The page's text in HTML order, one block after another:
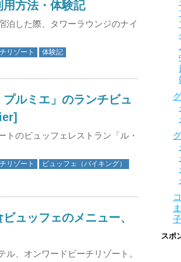
方法・体験記
泊した際、タワーラウンジのナイ
リゾート 体験記
ルミエ」のランチビュ
トのビュッフェレストラン「ル・
リゾート
ビュッフェ（バイキング）
ュッフェのメニュー、
、オンワードビーチリゾート。
スポ